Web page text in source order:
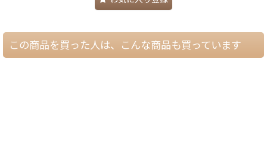
この商品を買った人は、こんな商品も買っています